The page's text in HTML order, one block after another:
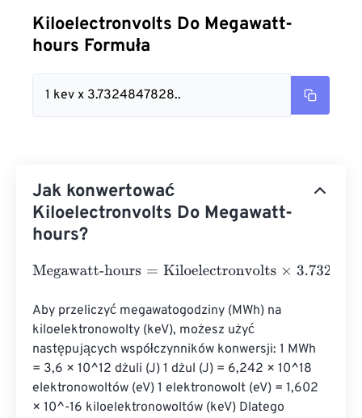
Kiloelectronvolts Do Megawatt-
hours Formuła
1 kev x 3.7324847828..
Jak konwertować
Kiloelectronvolts Do Megawatt-
hours?
Megawatt-hours=Kiloelectronvolts×
Aby przeliczyć megawatogodziny (MWh) na
kiloelektronowolty (keV), możesz użyć
następujących współczynników konwersji: 1 MWh
= 3,6 × 10^12 dżuli (J) 1 dżul (J) = 6,242 × 10^18
elektronowoltów (eV) 1 elektronowolt (eV) = 1,602
× 10^-16 kiloelektronowoltów (keV) Dlatego